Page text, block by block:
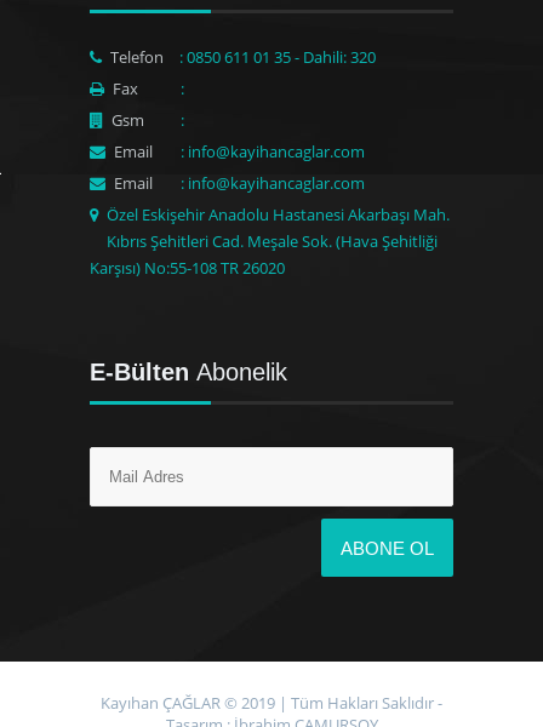
Telefon
: 0850 611 01 35 - Dahili: 320
Fax
:
Gsm
:
Email
: info@kayihancaglar.com
Email
: info@kayihancaglar.com
Özel Eskişehir Anadolu Hastanesi Akarbaşı Mah.
Kıbrıs Şehitleri Cad. Meşale Sok. (Hava Şehitliği
Karşısı) No:55-108 TR 26020
E-Bülten Abonelik
Kayıhan ÇAĞLAR © 2019 | Tüm Hakları Saklıdır -